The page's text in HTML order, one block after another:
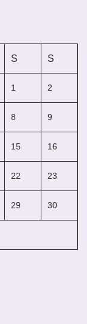
S S
1 2
8 9
15 16
22 23
29 30